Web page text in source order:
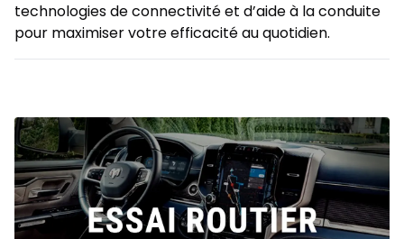
technologies de connectivité et d’aide à la conduite
pour maximiser votre efficacité au quotidien.